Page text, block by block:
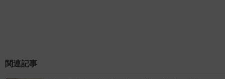
関連記事